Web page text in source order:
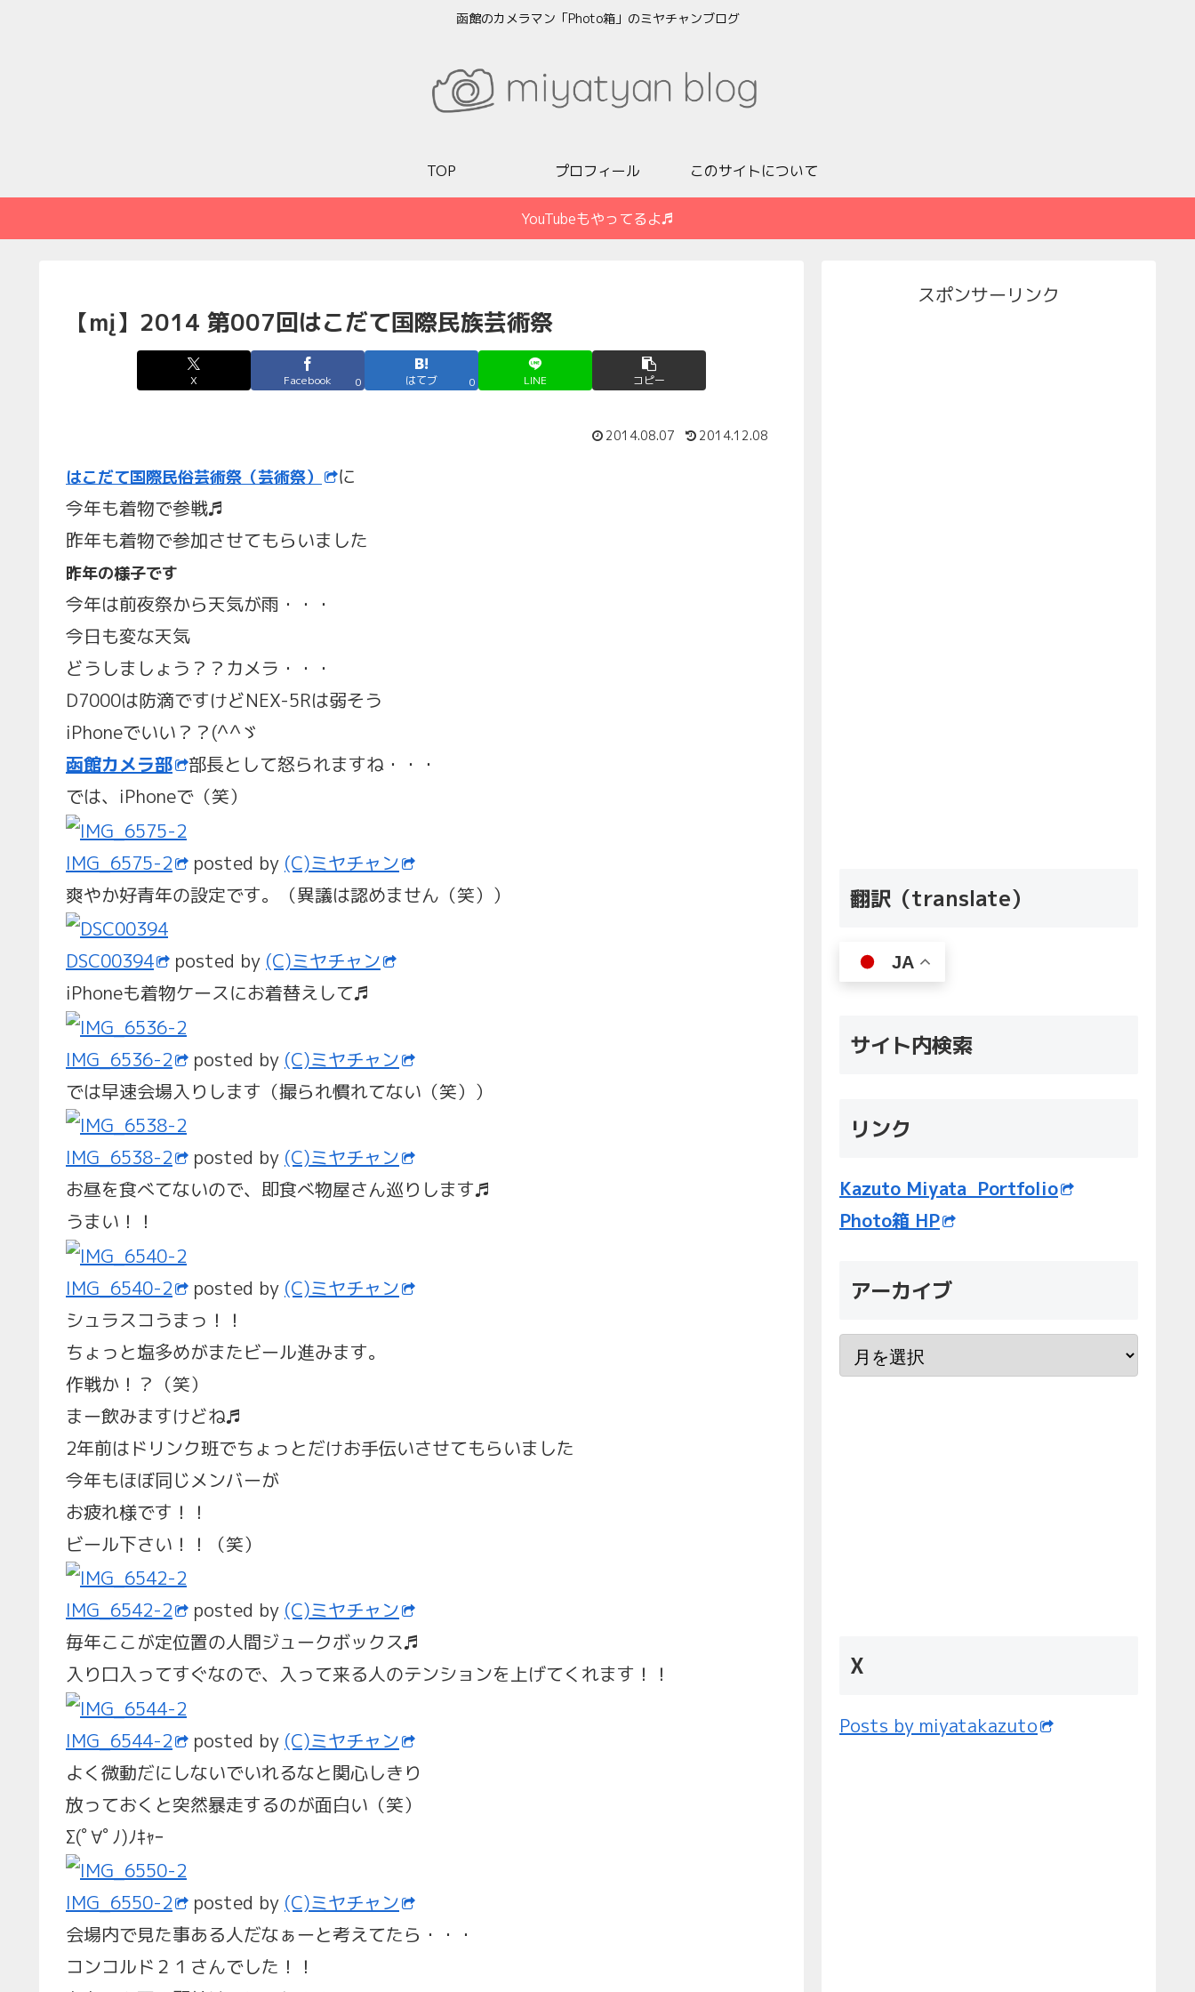
函館のカメラマン「Photo箱」のミヤチャンブログ
TOP プロフィール このサイトについて
YouTubeもやってるよ♬
【mį】2014 第007回はこだて国際民族芸術祭
X Facebook 0 はてブ 0 LINE コピー
2014.08.07 2014.12.08
はこだて国際民俗芸術祭（芸術祭）
に
今年も着物で参戦♬
昨年も着物で参加させてもらいました
昨年の様子です
今年は前夜祭から天気が雨・・・
今日も変な天気
どうしましょう？？カメラ・・・
D7000は防滴ですけどNEX-5Rは弱そう
iPhoneでいい？？(^^ゞ
函館カメラ部
部長として怒られますね・・・
では、iPhoneで（笑）
IMG_6575-2 posted by (C)ミヤチャン
爽やか好青年の設定です。（異議は認めません（笑））
DSC00394 posted by (C)ミヤチャン
iPhoneも着物ケースにお着替えして♬
IMG_6536-2 posted by (C)ミヤチャン
では早速会場入りします（撮られ慣れてない（笑））
IMG_6538-2 posted by (C)ミヤチャン
お昼を食べてないので、即食べ物屋さん巡りします♬
うまい！！
IMG_6540-2 posted by (C)ミヤチャン
シュラスコうまっ！！
ちょっと塩多めがまたビール進みます。
作戦か！？（笑）
まー飲みますけどね♬
2年前はドリンク班でちょっとだけお手伝いさせてもらいました
今年もほぼ同じメンバーが
お疲れ様です！！
ビール下さい！！（笑）
IMG_6542-2 posted by (C)ミヤチャン
毎年ここが定位置の人間ジュークボックス♬
入り口入ってすぐなので、入って来る人のテンションを上げてくれます！！
IMG_6544-2 posted by (C)ミヤチャン
よく微動だにしないでいれるなと関心しきり
放っておくと突然暴走するのが面白い（笑）
Σ(ﾟ∀ﾟﾉ)ﾉｷｬｰ
IMG_6550-2 posted by (C)ミヤチャン
会場内で見た事ある人だなぁーと考えてたら・・・
コンコルド２１さんでした！！
スポンサーリンク
翻訳（translate）
JA
サイト内検索
リンク
Kazuto Miyata Portfolio
Photo箱 HP
アーカイブ
X
Posts by miyatakazuto